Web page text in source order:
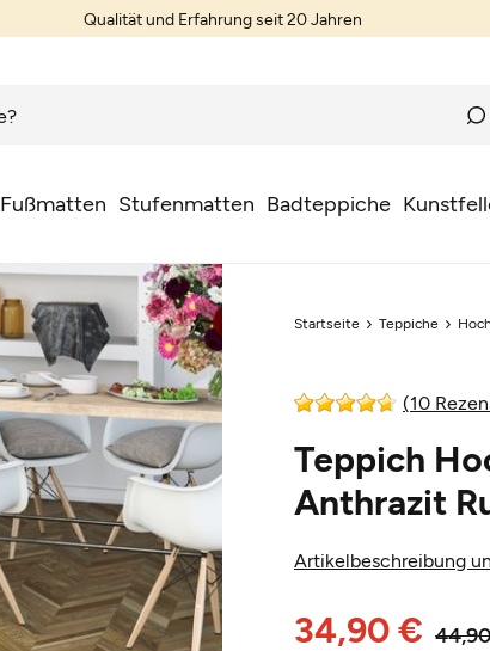
Qualität und Erfahrung seit 20 Jahren
Fußmatten Stufenmatten Badteppiche
Startseite Teppiche
(10
Teppich
Anthrazit
Artikelbeschreibung
34,90 €